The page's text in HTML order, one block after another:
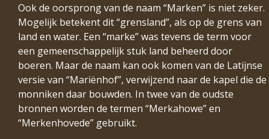
Ook de oorsprong van de naam “Marken” is niet zeker.
Mogelijk betekent dit “grensland”, als op de grens van
land en water. Een “marke” was tevens de term voor
een gemeenschappelijk stuk land beheerd door
boeren. Maar de naam kan ook komen van de Latijnse
versie van “Mariënhof”, verwijzend naar de kapel die de
monniken daar bouwden. In twee van de oudste
bronnen worden de termen “Merkahowe” en
“Merkenhovede” gebruikt.